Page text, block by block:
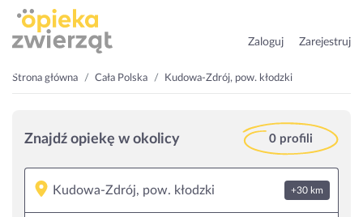
Zaloguj Zarejestruj
Strona główna Cała Polska Kudowa-Zdrój, pow. kłodzki
Znajdź opiekę w okolicy 0 profili
+30 km